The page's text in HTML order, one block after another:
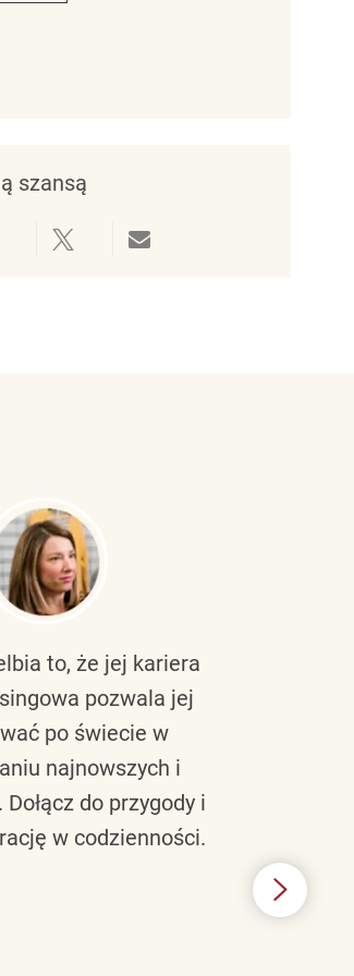
szansą
przez LinkedInprzez Facebook
Udostępnij przez Twitter
Udostępnianie przez e-mail
to, że jej kariera
pozwala jej
po świecie w
najnowszych i
do przygody i
w codzienności.